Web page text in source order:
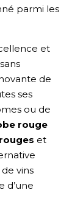
parmi les
et
de
ses
ou de
rouge
et
vins
d’une